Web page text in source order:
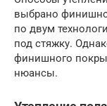
выбрано
по двум
под стяжку.
финишного
нюансы.